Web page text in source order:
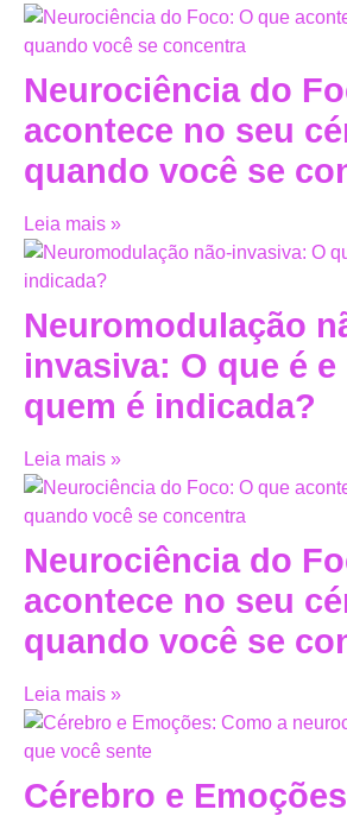
Neurociência do
acontece no seu
quando você se
Leia mais »
Neuromodulação
invasiva: O que é e
quem é indicada?
Leia mais »
Neurociência do
acontece no seu
quando você se
Leia mais »
Cérebro e